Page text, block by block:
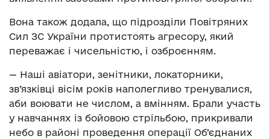
Вона також додала, що підрозділи Повітряних
Сил ЗС України протистоять агресору, який
переважає і чисельністю, і озброєнням.
— Наші авіатори, зенітники, локаторники,
зв’язківці вісім років наполегливо тренувалися,
аби воювати не числом, а вмінням. Брали участь
у навчаннях із бойовою стрільбою, прикривали
небо в районі проведення операції Об’єднаних